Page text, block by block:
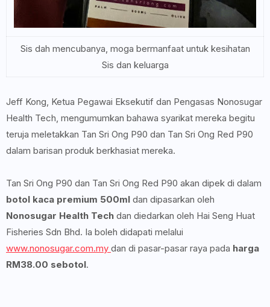
Sis dah mencubanya, moga bermanfaat untuk kesihatan
Sis dan keluarga
Jeff Kong, Ketua Pegawai Eksekutif dan Pengasas Nonosugar
Health Tech, mengumumkan bahawa syarikat mereka begitu
teruja meletakkan Tan Sri Ong P90 dan Tan Sri Ong Red P90
dalam barisan produk berkhasiat mereka.
Tan Sri Ong P90 dan Tan Sri Ong Red P90 akan dipek di dalam
botol kaca premium 500ml dan dipasarkan oleh
Nonosugar Health Tech dan diedarkan oleh Hai Seng Huat
Fisheries Sdn Bhd. Ia boleh didapati melalui
www.nonosugar.com.my dan di pasar-pasar raya pada harga
RM38.00 sebotol.